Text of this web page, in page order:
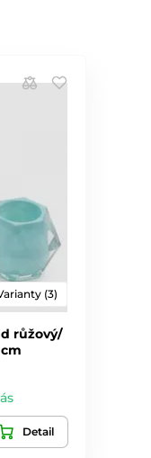
(3)
růžový/
Detail